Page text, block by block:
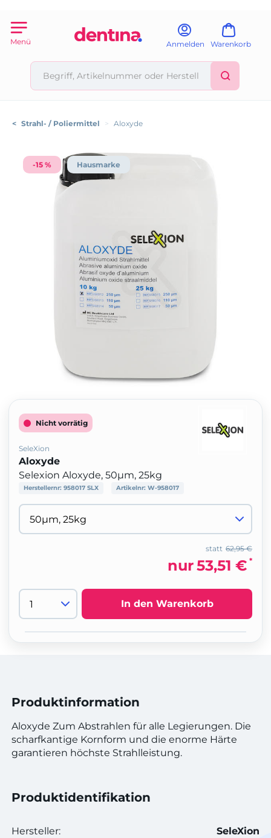
Menü Anmelden Warenkorb
< Strahl- / Poliermittel > Aloxyde
-15 % Hausmarke
Nicht vorrätig
SeleXion
Aloxyde
Selexion Aloxyde, 50µm, 25kg
Herstellernr: 958017 SLX Artikelnr: W-958017
62,95 €
statt
nur53,51 € *
In den Warenkorb
Produktinformation
Aloxyde Zum Abstrahlen für alle Legierungen. Die
scharfkantige Kornform und die enorme Härte
garantieren höchste Strahlleistung.
Produktidentifikation
Hersteller: SeleXion